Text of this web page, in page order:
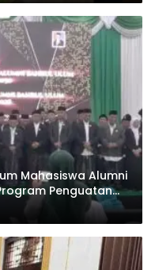
Mahasiswa Alumni
Penguatan